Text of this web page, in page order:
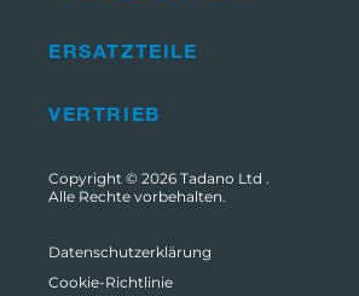
ERSATZTEILE
VERTRIEB
Copyright © 2026 Tadano Ltd .
Alle Rechte vorbehalten.
Datenschutzerklärung
Cookie-Richtlinie